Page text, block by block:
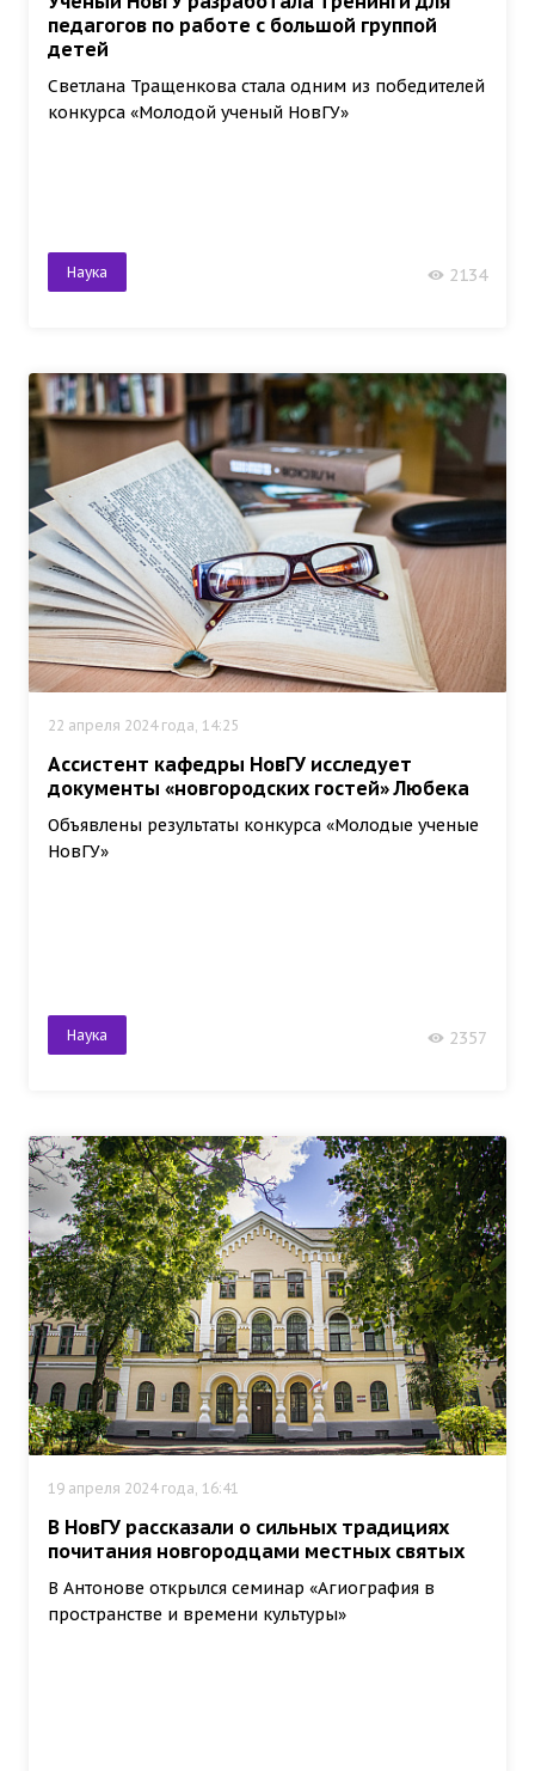
педагогов по работе с большой группой
детей
Светлана Тращенкова стала одним из победителей
конкурса «Молодой ученый НовГУ»
Наука 2134
22 апреля 2024 года, 14:25
Ассистент кафедры НовГУ исследует
документы «новгородских гостей» Любека
Объявлены результаты конкурса «Молодые ученые
НовГУ»
Наука 2357
19 апреля 2024 года, 16:41
В НовГУ рассказали о сильных традициях
почитания новгородцами местных святых
В Антонове открылся семинар «Агиография в
пространстве и времени культуры»